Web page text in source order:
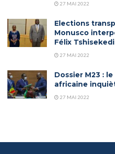
27 MAI 2022
Elections
Monusco
Félix Tshisekedi
27 MAI 2022
Dossier M23 :
africaine
27 MAI 2022